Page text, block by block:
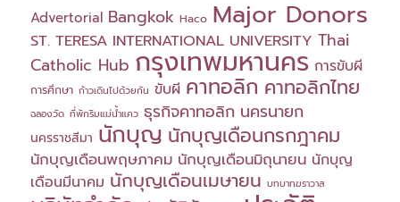
Advertorial Bangkok Haco Major Donors
ST. TERESA INTERNATIONAL UNIVERSITY Thai
Catholic Hub กรุงเทพมหานคร การขับผี
การศึกษา ก้าวเดินไปด้วยกัน ขับผี คาทอลิก คาทอลิกไทย
ฉลองวัด ที่พักริมแม่น้ำแคว ธุรกิจคาทอลิก นครนายก
นครราชสีมา นักบุญ นักบุญเดือนกรกฎาคม
นักบุญเดือนพฤษภาคม นักบุญเดือนมิถุนายน นักบุญ
เดือนมีนาคม นักบุญเดือนเมษายน บทบาทฆราวาส